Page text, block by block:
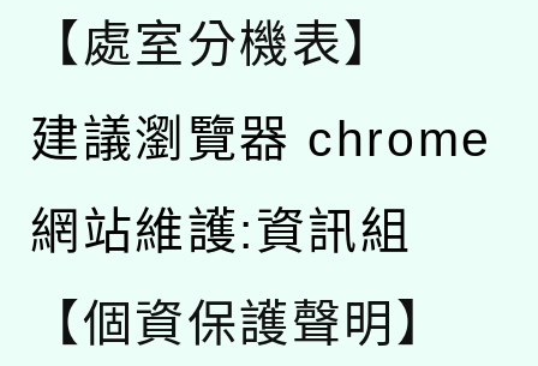
【處室分機表】
建議瀏覽器 chrome
網站維護:資訊組
【個資保護聲明】